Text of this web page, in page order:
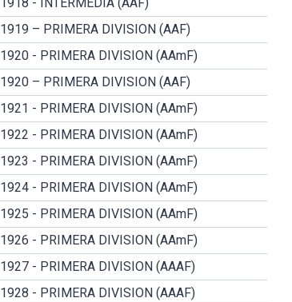
1919 – PRIMERA DIVISION (AAF)
1920 - PRIMERA DIVISION (AAmF)
1920 – PRIMERA DIVISION (AAF)
1921 - PRIMERA DIVISION (AAmF)
1922 - PRIMERA DIVISION (AAmF)
1923 - PRIMERA DIVISION (AAmF)
1924 - PRIMERA DIVISION (AAmF)
1925 - PRIMERA DIVISION (AAmF)
1926 - PRIMERA DIVISION (AAmF)
1927 - PRIMERA DIVISION (AAAF)
1928 - PRIMERA DIVISION (AAAF)